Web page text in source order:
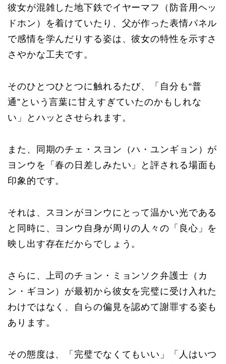
彼女が混雑した地下鉄でイヤーマフ（防音用ヘッ
ドホン）を着けていたり、父が作った表情パネル
で感情を学んだりする姿は、彼女の特性を示すさ
さやかな工夫です。
そのひとつひとつに触れるたび、「自分も“普
通”という言葉に甘えすぎていたのかもしれな
い」とハッとさせられます。
また、同期のチェ・スヨン（ハ・ユンギョン）が
ヨンウを「春の日差しみたい」と評される場面も
印象的です。
それは、スヨンがヨンウにとって温かい光である
と同時に、ヨンウ自身が周りの人々の「良心」を
映し出す存在だからでしょう。
さらに、上司のチョン・ミョンソク弁護士（カ
ン・ギヨン）が最初から彼女を完璧に受け入れた
わけではなく、自らの偏見を認めて謝罪する姿も
あります。
その態度は、「完璧でなくてもいい」「人はいつ